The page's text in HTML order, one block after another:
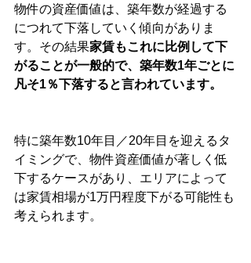
物件の資産価値は、築年数が経過する
につれて下落していく傾向がありま
す。その結果家賃もこれに比例して下
がることが一般的で、築年数1年ごとに
凡そ1％下落すると言われています。
特に築年数10年目／20年目を迎えるタ
イミングで、物件資産価値が著しく低
下するケースがあり、エリアによって
は家賃相場が1万円程度下がる可能性も
考えられます。